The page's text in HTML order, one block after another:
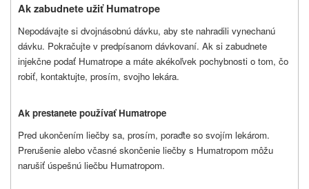
Ak zabudnete užiť Humatrope
Nepodávajte si dvojnásobnú dávku, aby ste nahradili vynechanú
dávku. Pokračujte v predpísanom dávkovaní. Ak si zabudnete
injekčne podať Humatrope a máte akékoľvek pochybnosti o tom, čo
robiť, kontaktujte, prosím, svojho lekára.
Ak prestanete používať Humatrope
Pred ukončením liečby sa, prosím, poraďte so svojím lekárom.
Prerušenie alebo včasné skončenie liečby s Humatropom môžu
narušiť úspešnú liečbu Humatropom.